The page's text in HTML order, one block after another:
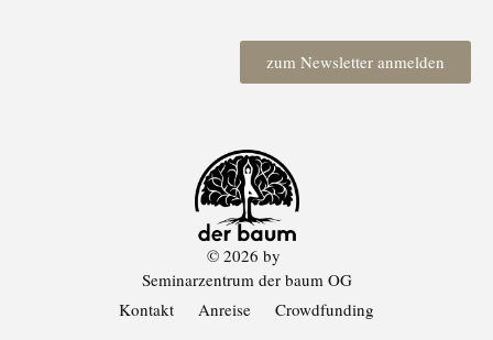
zum Newsletter anmelden
Kontakt Anreise Crowdfunding
© 2026 by
Seminarzentrum der baum OG